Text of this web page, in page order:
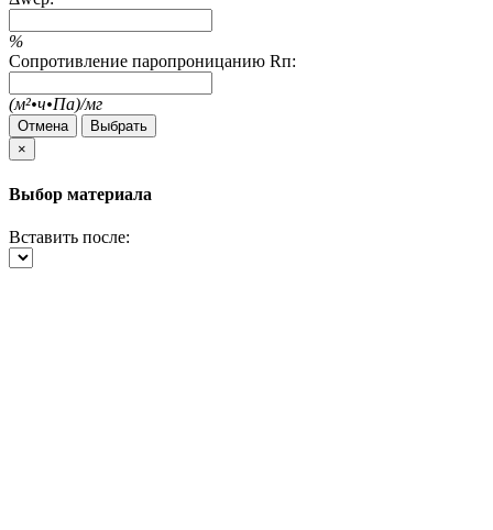
%
Сопротивление паропроницанию Rп:
(м²•ч•Па)/мг
Отмена
Выбрать
×
Выбор материала
Вставить после: